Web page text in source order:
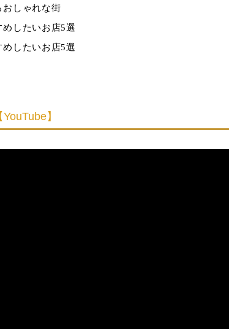
おしゃれな街
したいお店5選
したいお店5選
】